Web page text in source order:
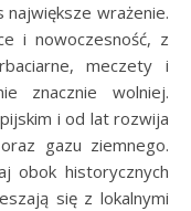
największe wrażenie.
i nowoczesność, z
meczety i
znacznie wolniej.
i od lat rozwija
gazu ziemnego.
obok historycznych
się z lokalnymi